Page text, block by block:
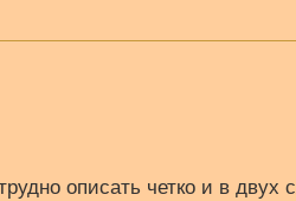
описать четко и в двух